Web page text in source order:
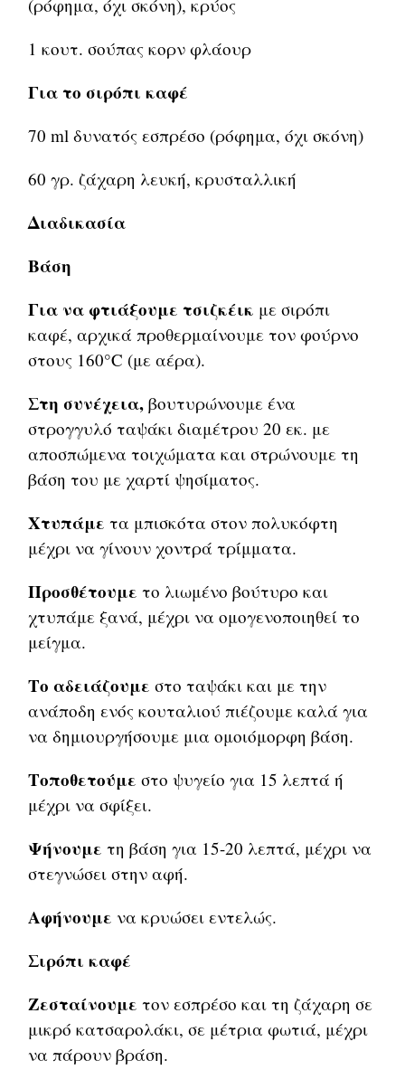
(ρόφημα, όχι σκόνη), κρύος
1 κουτ. σούπας κορν φλάουρ
Για το σιρόπι καφέ
70 ml δυνατός εσπρέσο (ρόφημα, όχι σκόνη)
60 γρ. ζάχαρη λευκή, κρυσταλλική
Διαδικασία
Βάση
Για να φτιάξουμε τσιζκέικ με σιρόπι
καφέ, αρχικά προθερμαίνουμε τον φούρνο
στους 160°C (με αέρα).
Στη συνέχεια, βουτυρώνουμε ένα
στρογγυλό ταψάκι διαμέτρου 20 εκ. με
αποσπώμενα τοιχώματα και στρώνουμε τη
βάση του με χαρτί ψησίματος.
Χτυπάμε τα μπισκότα στον πολυκόφτη
μέχρι να γίνουν χοντρά τρίμματα.
Προσθέτουμε το λιωμένο βούτυρο και
χτυπάμε ξανά, μέχρι να ομογενοποιηθεί το
μείγμα.
Το αδειάζουμε στο ταψάκι και με την
ανάποδη ενός κουταλιού πιέζουμε καλά για
να δημιουργήσουμε μια ομοιόμορφη βάση.
Τοποθετούμε στο ψυγείο για 15 λεπτά ή
μέχρι να σφίξει.
Ψήνουμε τη βάση για 15-20 λεπτά, μέχρι να
στεγνώσει στην αφή.
Αφήνουμε να κρυώσει εντελώς.
Σιρόπι καφέ
Ζεσταίνουμε τον εσπρέσο και τη ζάχαρη σε
μικρό κατσαρολάκι, σε μέτρια φωτιά, μέχρι
να πάρουν βράση.